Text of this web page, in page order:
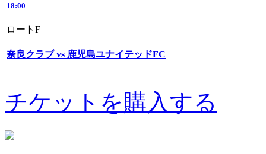
18:00
ロートF
奈良クラブ vs 鹿児島ユナイテッドFC
チケットを購入する